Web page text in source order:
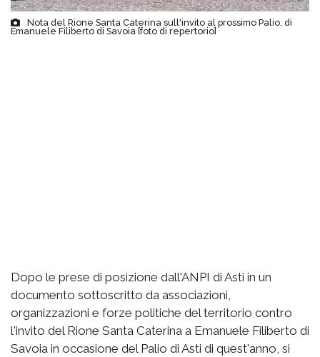
Nota del Rione Santa Caterina sull'invito al prossimo Palio, di
Emanuele Filiberto di Savoia [foto di repertorio]
Dopo le prese di posizione dall'ANPI di Asti in un
documento sottoscritto da associazioni,
organizzazioni e forze politiche del territorio contro
l'invito del Rione Santa Caterina a Emanuele Filiberto di
Savoia in occasione del Palio di Asti di quest'anno, si